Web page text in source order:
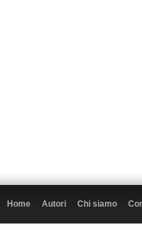
Home Autori Chi siamo